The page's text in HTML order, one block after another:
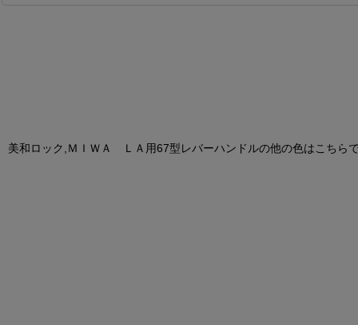
美和ロック,ＭＩＷＡ ＬＡ用67型レバーハンドルの他の色はこちら